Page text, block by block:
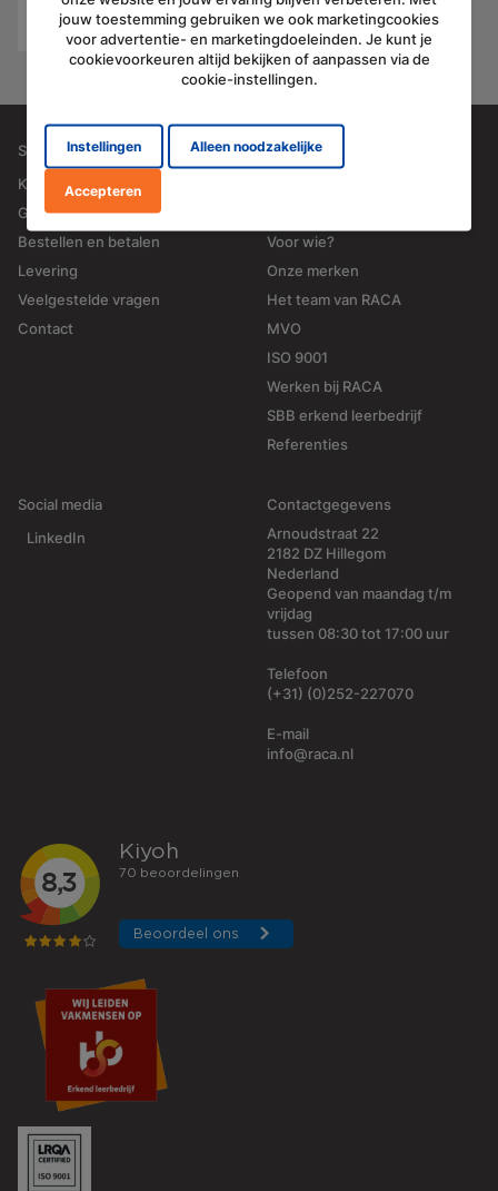
open
uitstraling
jouw toestemming gebruiken we ook marketingcookies
voor advertentie- en marketingdoeleinden. Je kunt je
cookievoorkeuren altijd bekijken of aanpassen via de
cookie-instellingen.
Instellingen Alleen noodzakelijke
Accepteren
Service
Klant worden
Garantie en retourneren
Bestellen en betalen
Levering
Veelgestelde vragen
Contact
Over RACA
Voor wie?
Onze merken
Het team van RACA
MVO
ISO 9001
Werken bij RACA
SBB erkend leerbedrijf
Referenties
Social media
LinkedIn
Contactgegevens
Arnoudstraat 22
2182 DZ Hillegom
Nederland
Geopend van maandag t/m
vrijdag
tussen 08:30 tot 17:00 uur
Telefoon
(+31) (0)252-227070
E-mail
info@raca.nl